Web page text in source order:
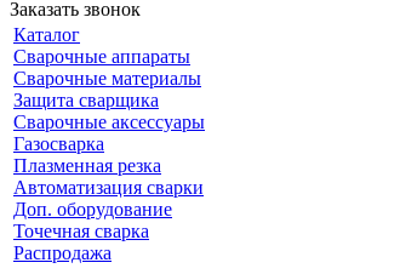
Заказать звонок
Каталог
Сварочные аппараты
Сварочные материалы
Защита сварщика
Сварочные аксессуары
Газосварка
Плазменная резка
Автоматизация сварки
Доп. оборудование
Точечная сварка
Распродажа